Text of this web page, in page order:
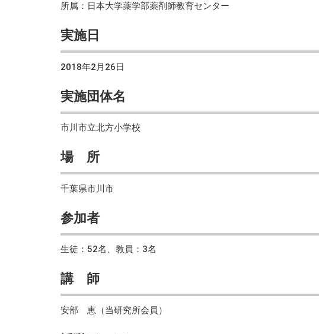
所属：日本大学薬学部薬剤師教育センター
実施日
2018年2月26日
実施団体名
市川市立北方小学校
場 所
千葉県市川市
参加者
生徒：52名、教員：3名
講 師
安部 恵（当研究所会員）